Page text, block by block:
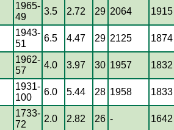
1965-
49
3.5 2.72 29 2064 1915
1943-
51
6.5 4.47 29 2125 1874
1962-
57
4.0 3.97 30 1957 1832
1931-
100
6.0 5.44 28 1958 1833
1733-
72
2.0 2.82 26 - 1642